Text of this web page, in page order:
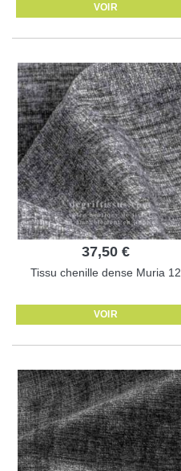
VOIR
37,50 €
Tissu chenille dense Muria 12
VOIR